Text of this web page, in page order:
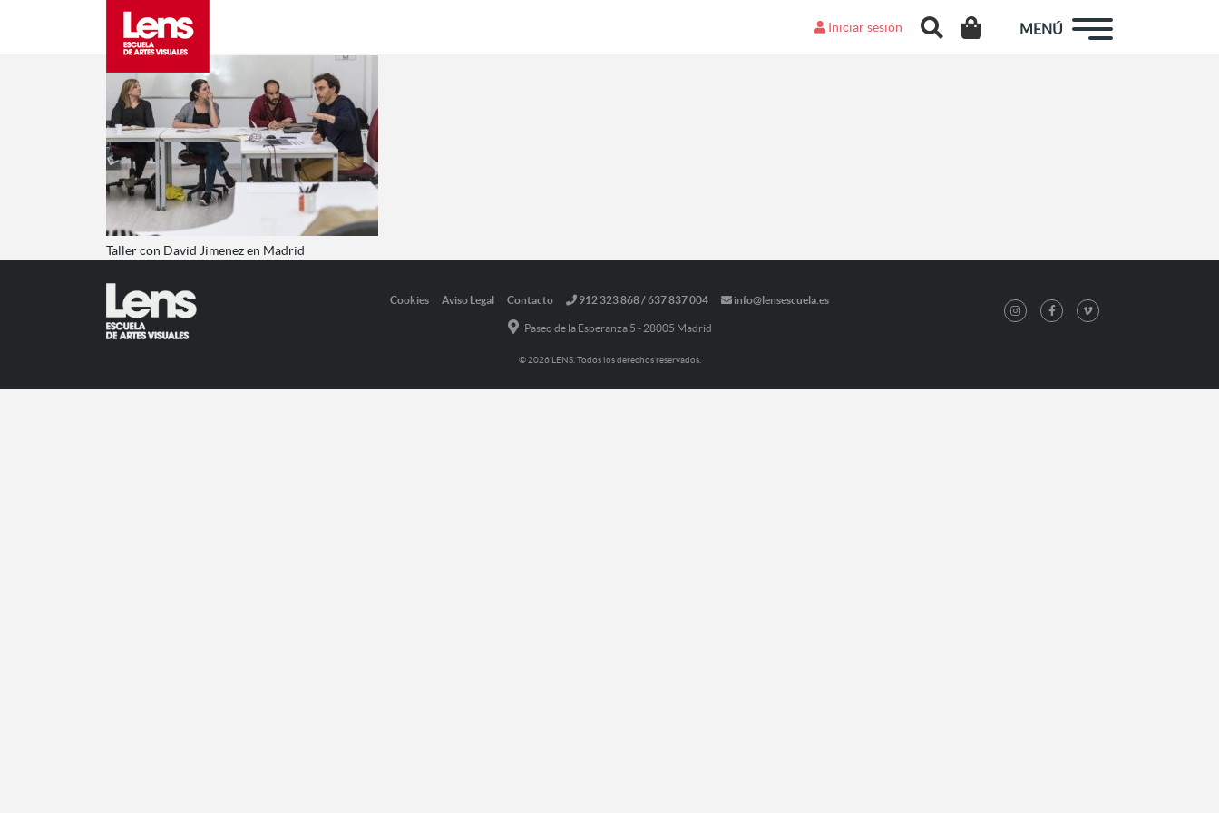
Iniciar sesión MENÚ
Taller con David Jimenez en Madrid
Cookies Aviso Legal Contacto 912 323 868 / 637 837 004 info@lensescuela.es
Paseo de la Esperanza 5 - 28005 Madrid
© 2026 LENS. Todos los derechos reservados.